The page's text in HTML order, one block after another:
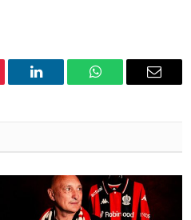
LinkedIn WhatsAppEmail